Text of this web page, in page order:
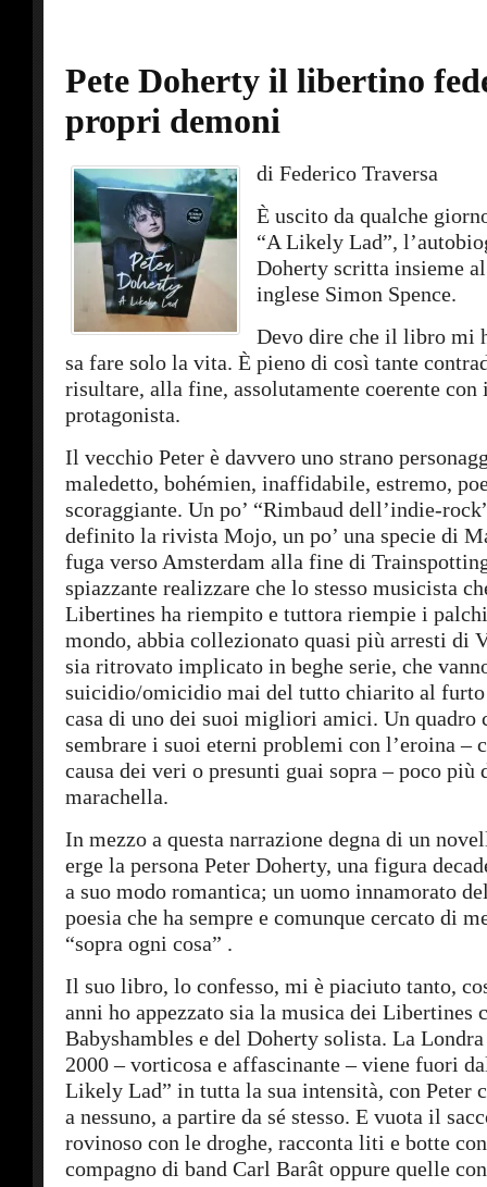
Pete Doherty il libertino
propri demoni
di Federico Traversa
È uscito da qualche
“A Likely Lad”,
Doherty scritta insieme
inglese Simon Spence.
Devo dire che il libro mi
sa fare solo la vita. È pieno di così tante
risultare, alla fine, assolutamente coerente con
protagonista.
Il vecchio Peter è davvero uno strano
maledetto, bohémien, inaffidabile, estremo,
scoraggiante. Un po’ “Rimbaud dell’indie-
definito la rivista Mojo, un po’ una specie di
fuga verso Amsterdam alla fine di
spiazzante realizzare che lo stesso musicista
Libertines ha riempito e tuttora riempie i
mondo, abbia collezionato quasi più arresti di
sia ritrovato implicato in beghe serie, che
suicidio/omicidio mai del tutto chiarito al furto
casa di uno dei suoi migliori amici. Un quadro
sembrare i suoi eterni problemi con l’eroina –
causa dei veri o presunti guai sopra – poco più
marachella.
In mezzo a questa narrazione degna di un
erge la persona Peter Doherty, una figura
a suo modo romantica; un uomo innamorato
poesia che ha sempre e comunque cercato di
“sopra ogni cosa” .
Il suo libro, lo confesso, mi è piaciuto tanto,
anni ho appezzato sia la musica dei Libertines
Babyshambles e del Doherty solista. La
2000 – vorticosa e affascinante – viene fuori
Likely Lad” in tutta la sua intensità, con Peter
a nessuno, a partire da sé stesso. E vuota il
rovinoso con le droghe, racconta liti e botte
compagno di band Carl Barât oppure quelle